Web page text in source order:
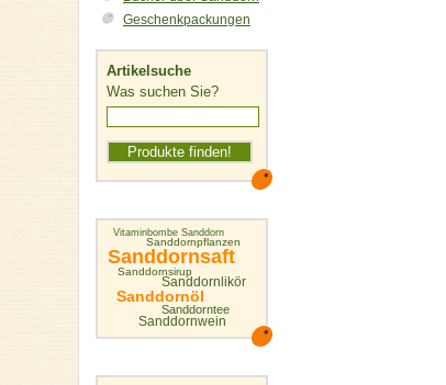
Geschenkpackungen
Artikelsuche
Was suchen Sie?
Vitaminbombe Sanddorn
Sanddornpflanzen
Sanddornsaft
Sanddornsirup
Sanddornlikör
Sanddornöl
Sanddorntee
Sanddornwein